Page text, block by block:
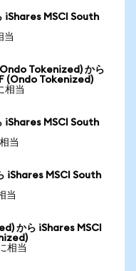
MSCI South
当
Tokenized) から
(Ondo Tokenized)
相当
iShares MSCI South
当
iShares MSCI South
当
から iShares MSCI
相当